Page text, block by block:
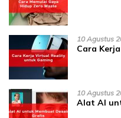
10 Agustus
Cara
10 Agustus
Alat AI